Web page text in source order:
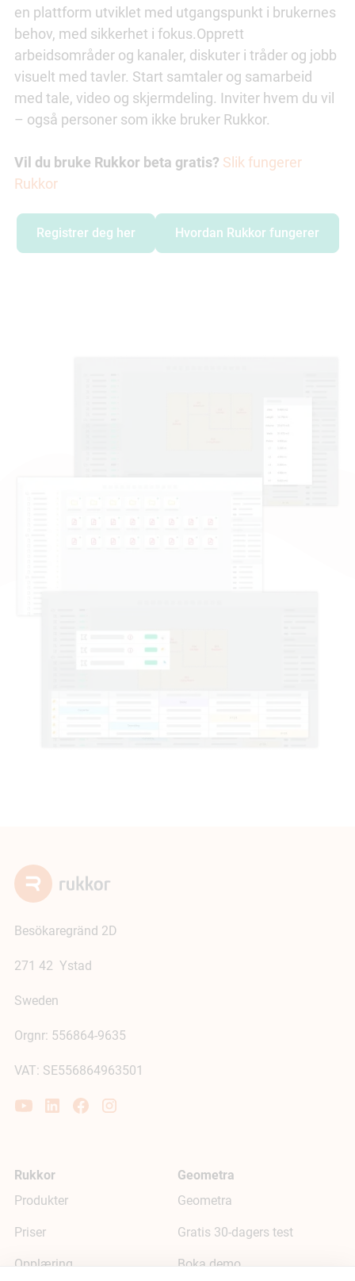
en plattform utviklet med utgangspunkt i brukernes
behov, med sikkerhet i fokus.Opprett
arbeidsområder og kanaler, diskuter i tråder og jobb
visuelt med tavler. Start samtaler og samarbeid
med tale, video og skjermdeling. Inviter hvem du vil
– også personer som ikke bruker Rukkor.
Vil du bruke Rukkor beta gratis? Slik fungerer
Rukkor
Registrer deg her Hvordan Rukkor fungerer
Besökaregränd 2D
271 42 Ystad
Sweden
Orgnr: 556864-9635
VAT: SE556864963501
Rukkor
Produkter
Priser
Opplæring
Geometra
Geometra
Gratis 30-dagers test
Boka demo